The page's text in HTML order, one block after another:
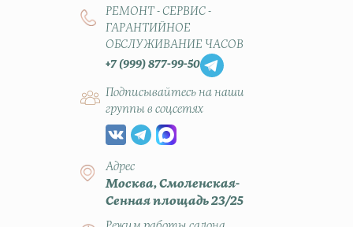
РЕМОНТ - СЕРВИС -
ГАРАНТИЙНОЕ
ОБСЛУЖИВАНИЕ ЧАСОВ
+7 (999) 877-99-50
Подписывайтесь на наши
группы в соцсетях
Адрес
Москва, Смоленская-
Сенная площадь 23/25